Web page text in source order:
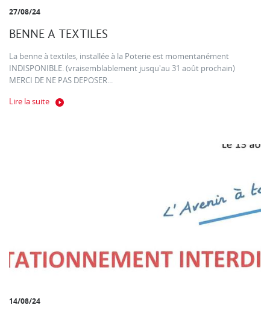
27/08/24
BENNE A TEXTILES
La benne à textiles, installée à la Poterie est momentanément
INDISPONIBLE. (vraisemblablement jusqu'au 31 août prochain)
MERCI DE NE PAS DEPOSER...
Lire la suite
14/08/24